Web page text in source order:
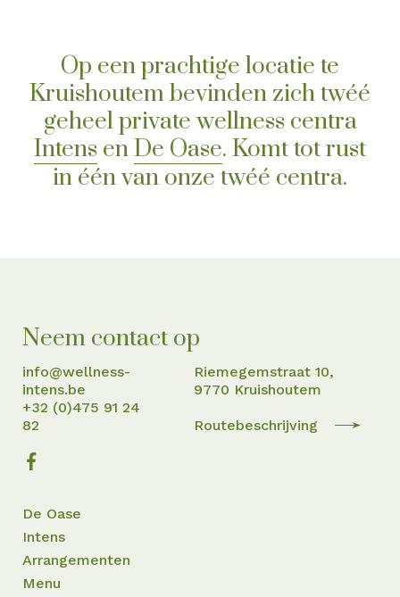
Op een prachtige locatie te
Kruishoutem bevinden zich twéé
geheel private wellness centra
Intens enDe Oase. Komt tot rust
in één van onze twéé centra.
Neem contact op
info@wellness-
intens.be
+32 (0)475 91 24
82
Riemegemstraat 10,
9770 Kruishoutem
Routebeschrijving
De Oase
Intens
Arrangementen
Menu